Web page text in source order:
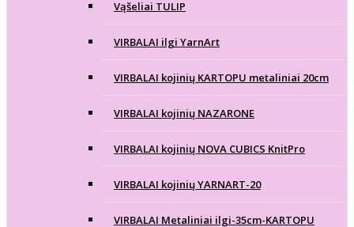
Vąšeliai TULIP
VIRBALAI ilgi YarnArt
VIRBALAI kojinių KARTOPU metaliniai 20cm
VIRBALAI kojinių NAZARONE
VIRBALAI kojinių NOVA CUBICS KnitPro
VIRBALAI kojinių YARNART-20
VIRBALAI Metaliniai ilgi-35cm-KARTOPU